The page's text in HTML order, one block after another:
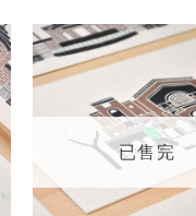
已售完